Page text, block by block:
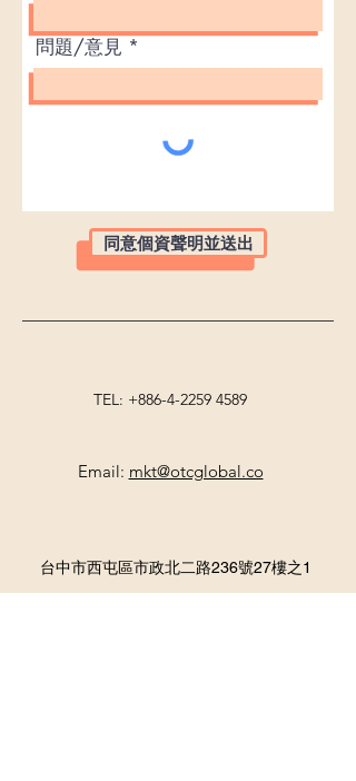
問題/意見
同意個資聲明並送出
TEL: +886-4-2259 4589
Email: mkt@otcglobal.co
台中市西屯區市政北二路236號27樓之1